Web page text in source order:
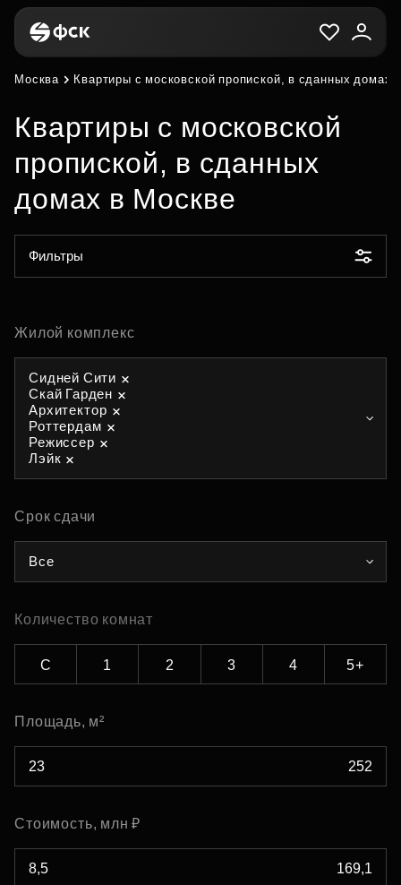
Москва Квартиры с московской пропиской, в сданных домах
Квартиры с московской
пропиской, в сданных
домах в Москве
Фильтры
Жилой комплекс
Сидней Сити
Скай Гарден
Архитектор
Роттердам
Режиссер
Лэйк
Срок сдачи
Все
Количество комнат
С 1 2 3 4 5+
Площадь, м²
Стоимость, млн ₽